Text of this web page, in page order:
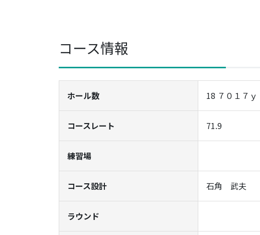
コース情報
ホール数 18 ７０１７ｙ
コースレート 71.9
練習場
コース設計 石角 武夫
ラウンド